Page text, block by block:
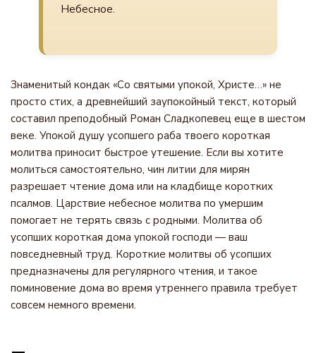
Небесное.
Знаменитый кондак «Со святыми упокой, Христе…» не
просто стих, а древнейший заупокойный текст, который
составил преподобный Роман Сладкопевец еще в шестом
веке. Упокой душу усопшего раба твоего короткая
молитва приносит быстрое утешение. Если вы хотите
молиться самостоятельно, чин литии для мирян
разрешает чтение дома или на кладбище коротких
псалмов. Царствие небесное молитва по умершим
помогает не терять связь с родными. Молитва об
усопших короткая дома упокой господи — ваш
повседневный труд. Короткие молитвы об усопших
предназначены для регулярного чтения, и такое
поминовение дома во время утреннего правила требует
совсем немного времени.